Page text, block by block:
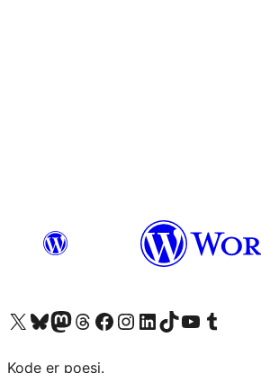
Besøk vår konto på X Visit our Bluesky account
Besøk vår Mastodon-konto
Visit our Threads account
Besøk vår Facebook-sideBesøk vår Instagram-konto
Besøk vår LinkedIn-konto
Visit our TikTok account
Visit our YouTube channel
Visit our Tumblr
Kode er poesi.